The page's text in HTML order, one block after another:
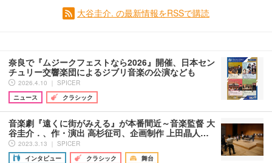
大谷圭介. の最新情報をRSSで購読
奈良で『ムジークフェストなら2026』開催、日本セン
チュリー交響楽団によるジブリ音楽の公演なども
2026.4.10 ｜ SPICER
ニュース
クラシック
音楽劇『遠くに街がみえる』が本番間近～音楽監督 大
谷圭介．、作・演出 高杉征司、企画制作 上田晶人…
2023.3.13 ｜ SPICER
インタビュー
クラシック 舞台